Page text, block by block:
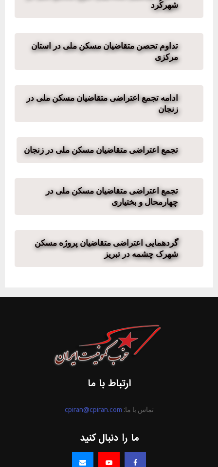
شهرکُرد
تداوم تحصن متقاضیان مسکن ملی در استان
مرکزی
ادامه تجمع اعتراضی متقاضیان مسکن ملی در
زنجان
تجمع اعتراضی متقاضیان مسکن ملی در زنجان
تجمع اعتراضی متقاضیان مسکن ملی در
چهارمحال و بختیاری
گردهمایی اعتراضی متقاضیان پروژه مسکن
شهرک چشمه در تبریز
ارتباط با ما
تماس با ما: cpiran@cpiran.com
ما را دنبال کنید